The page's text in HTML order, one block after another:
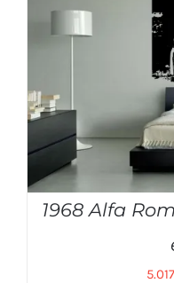
1968 Alfa
5.017